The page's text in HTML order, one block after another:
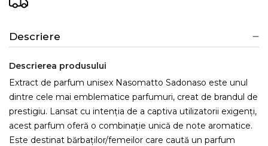
Descriere
Descrierea produsului
Extract de parfum unisex Nasomatto Sadonaso este unul
dintre cele mai emblematice parfumuri, creat de brandul de
prestigiu. Lansat cu intenția de a captiva utilizatorii exigenți,
acest parfum oferă o combinație unică de note aromatice.
Este destinat bărbaților/femeilor care caută un parfum